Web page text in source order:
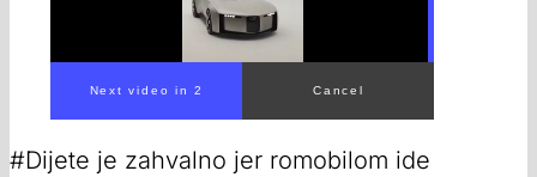
#Dijete je zahvalno jer romobilom ide